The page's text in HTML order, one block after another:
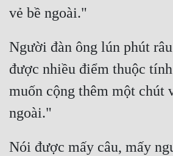
Người đàn ông lún phút
được nhiều điểm thuộc
muốn cộng thêm một chút
Nói được mấy câu, mấy